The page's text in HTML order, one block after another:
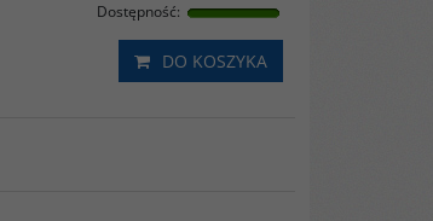
Dostępność:
DO KOSZYKA